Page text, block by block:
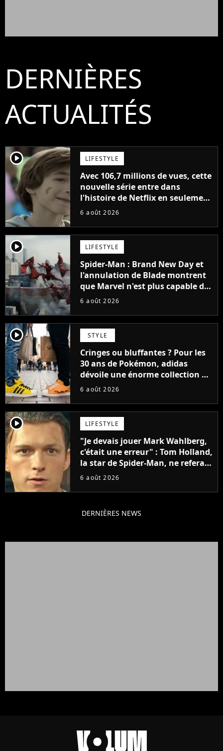
DERNIÈRES
ACTUALITÉS
player2 LIFESTYLE
Avec 106,7 millions de vues, cette
nouvelle série entre dans
l'histoire de Netflix en seulement
48 jours
6 août 2026
player2 LIFESTYLE
Spider-Man : Brand New Day et
l'annulation de Blade montrent
que Marvel n'est plus capable de
faire quoi que ce soit de simple
6 août 2026
player2 STYLE
Cringes ou bluffantes ? Pour les
30 ans de Pokémon, adidas
dévoile une énorme collection de
sneakers et je ne sais pas quoi en
6 août 2026
player2 LIFESTYLE
"Je devais jouer Mark Wahlberg,
c'était une erreur" : Tom Holland,
la star de Spider-Man, ne referait
pas ce blockbuster
6 août 2026
DERNIÈRES NEWS